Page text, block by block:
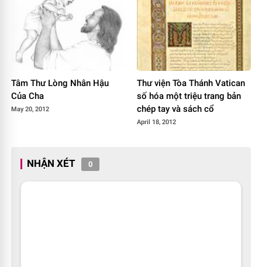
Tâm Thư Lòng Nhân Hậu
Của Cha
May 20, 2012
Thư viện Tòa Thánh Vatican
số hóa một triệu trang bản
chép tay và sách cổ
April 18, 2012
NHẬN XÉT 0